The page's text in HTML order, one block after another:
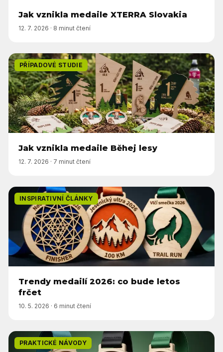
Jak vznikla medaile XTERRA Slovakia
12. 7. 2026 · 8 minut čtení
PŘÍPADOVÉ STUDIE
Jak vznikla medaile Běhej lesy
12. 7. 2026 · 7 minut čtení
INSPIRATIVNÍ ČLÁNKY
Trendy medailí 2026: co bude letos
frčet
10. 5. 2026 · 6 minut čtení
PRAKTICKÉ NÁVODY